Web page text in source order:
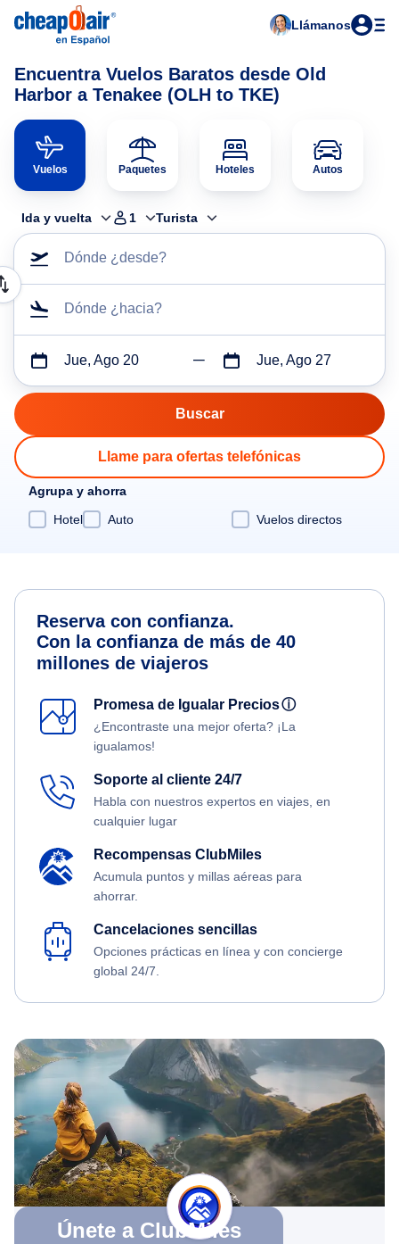
Llámanos
Encuentra Vuelos Baratos desde Old
Harbor a Tenakee (OLH to TKE)
Vuelos Paquetes Hoteles Autos
Ida y vuelta 1 Turista
Dónde ¿desde?
Dónde ¿hacia?
Jue, Ago 20 Jue, Ago 27
Llame para ofertas telefónicas
Agrupa y ahorra
Hotel
Auto Vuelos directos
Reserva con confianza.
Con la confianza de más de 40
millones de viajeros
Promesa de Igualar Preciosⓘ
¿Encontraste una mejor oferta? ¡La
igualamos!
Soporte al cliente 24/7
Habla con nuestros expertos en viajes, en
cualquier lugar
Recompensas ClubMiles
Acumula puntos y millas aéreas para
ahorrar.
Cancelaciones sencillas
Opciones prácticas en línea y con concierge
global 24/7.
Únete a ClubMiles